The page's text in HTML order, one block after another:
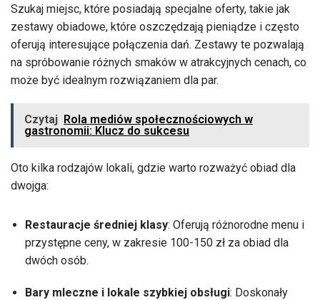
Szukaj miejsc, które posiadają specjalne oferty, takie jak
zestawy obiadowe, które oszczędzają pieniądze i często
oferują interesujące połączenia dań. Zestawy te pozwalają
na spróbowanie różnych smaków w atrakcyjnych cenach, co
może być idealnym rozwiązaniem dla par.
Czytaj Rola mediów społecznościowych w
gastronomii: Klucz do sukcesu
Oto kilka rodzajów lokali, gdzie warto rozważyć obiad dla
dwojga:
Restauracje średniej klasy: Oferują różnorodne menu i
przystępne ceny, w zakresie 100-150 zł za obiad dla
dwóch osób.
Bary mleczne i lokale szybkiej obsługi: Doskonały